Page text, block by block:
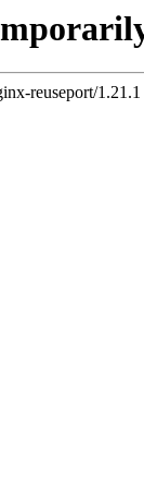
reuseport/1.21.1